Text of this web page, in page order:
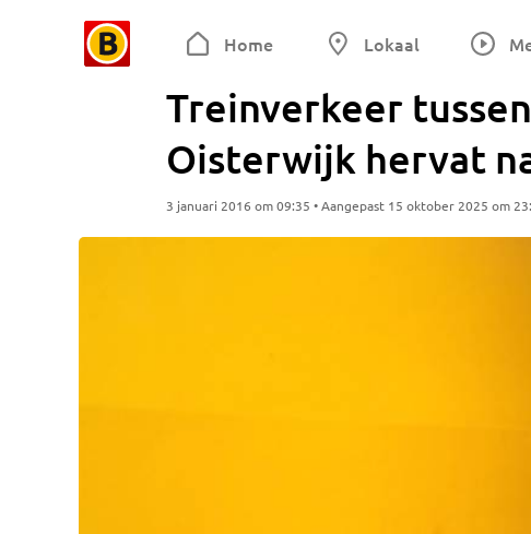
Home Lokaal
Treinverkeer
Oisterwijk hervat
3 januari 2016 om 09:35 • Aangepast 15 oktober 2025 om